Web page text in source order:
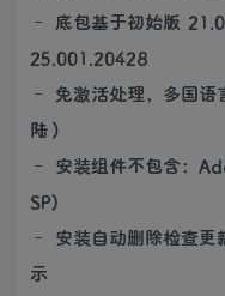
– 底包基于初始版
25.001.20428
– 免激活处理，多国语
陆）
– 安装组件不包含：
SP)
– 安装自动删除检查更
示